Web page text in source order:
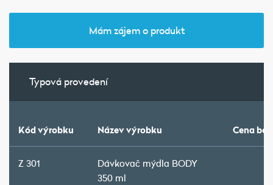
Mám zájem o produkt
Typová provedení
Kód výrobku Název výrobku Cena
Z 301
Dávkovač mýdla BODY
350 ml